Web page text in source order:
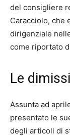
del consigliere
Caracciolo, che
dirigenziale
come riportato
Le
Assunta ad
presentato le
degli articoli di